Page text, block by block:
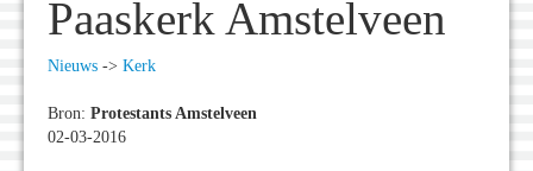
Paaskerk Amstelveen
Nieuws -> Kerk
Bron: Protestants Amstelveen
02-03-2016